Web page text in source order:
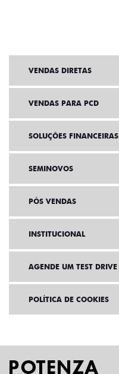
VENDAS DIRETAS
VENDAS PARA PCD
SOLUÇÕES FINANCEIRAS
SEMINOVOS
PÓS VENDAS
INSTITUCIONAL
AGENDE UM TEST DRIVE
POLÍTICA DE COOKIES